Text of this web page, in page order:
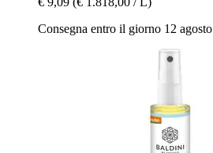
Consegna entro il giorno 12 agosto